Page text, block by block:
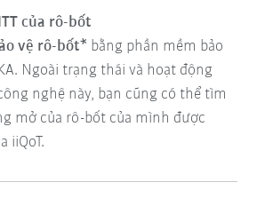
của rô-bốt
vệ rô-bốt* bằng phần mềm bảo
Ngoài trạng thái và hoạt động
nghệ này, bạn cũng có thể tìm
mở của rô-bốt của mình được
iiQoT.